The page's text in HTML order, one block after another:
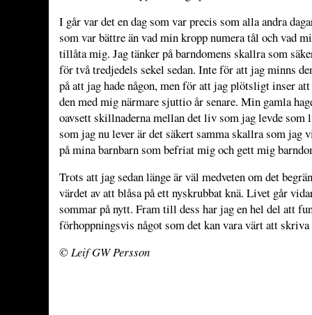
I går var det en dag som var precis som alla andra
som var bättre än vad min kropp numera tål och vad
tillåta mig. Jag tänker på barndomens skallra som
för två tredjedels sekel sedan. Inte för att jag minns
på att jag hade någon, men för att jag plötsligt inser
den med mig närmare sjuttio år senare. Min gamla
oavsett skillnaderna mellan det liv som jag levde som
som jag nu lever är det säkert samma skallra som jag
på mina barnbarn som befriat mig och gett mig
Trots att jag sedan länge är väl medveten om det
värdet av att blåsa på ett nyskrubbat knä. Livet går
sommar på nytt. Fram till dess har jag en hel del att
förhoppningsvis något som det kan vara värt att skriva
© Leif GW Persson